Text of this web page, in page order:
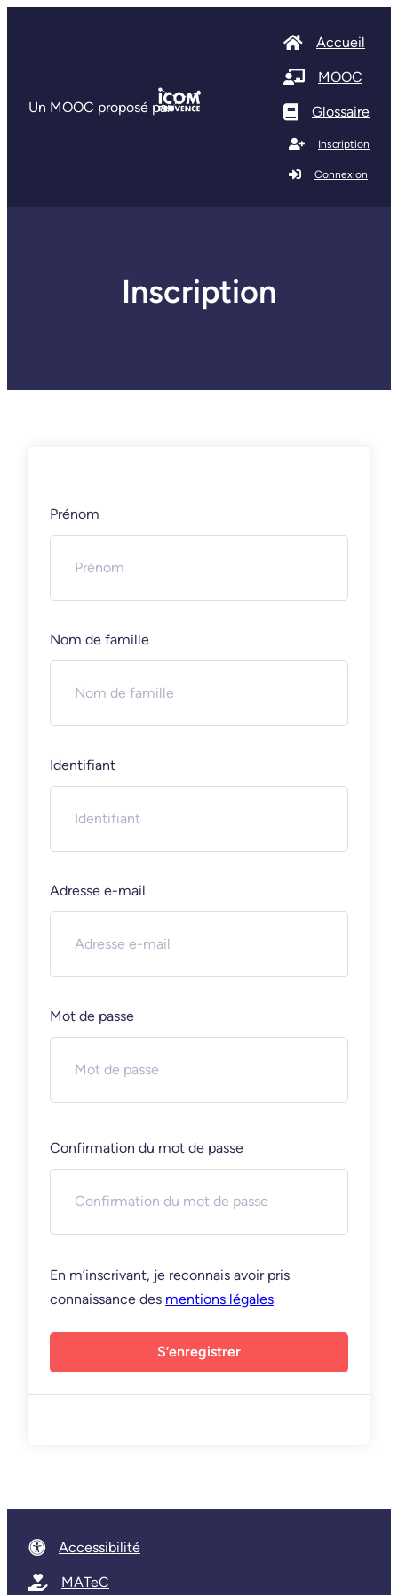
Un MOOC proposé par
Accueil
MOOC
Glossaire
Inscription
Connexion
Inscription
Prénom
Nom de famille
Identifiant
Adresse e-mail
Mot de passe
Confirmation du mot de passe
En m’inscrivant, je reconnais avoir pris
connaissance des mentions légales
S’enregistrer
Accessibilité
MATeC